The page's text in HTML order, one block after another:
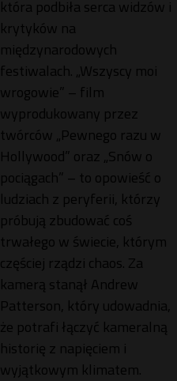
która podbiła serca widzów i
krytyków na
międzynarodowych
festiwalach. „Wszyscy moi
wrogowie” – film
wyprodukowany przez
twórców „Pewnego razu w
Hollywood” oraz „Snów o
pociągach” – to opowieść o
ludziach z peryferii, którzy
próbują zbudować coś
trwałego w świecie, którym
częściej rządzi chaos. Za
kamerą stanął Andrew
Patterson, który udowadnia,
że potrafi łączyć kameralną
historię z napięciem i
wyjątkowym klimatem.